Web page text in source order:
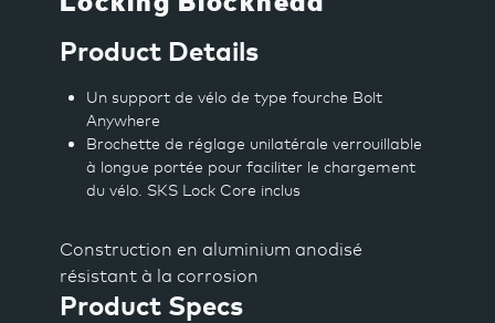
Product Details
Un support de vélo de type fourche Bolt
Anywhere
Brochette de réglage unilatérale verrouillable
à longue portée pour faciliter le chargement
du vélo. SKS Lock Core inclus
Construction en aluminium anodisé
résistant à la corrosion
Product Specs